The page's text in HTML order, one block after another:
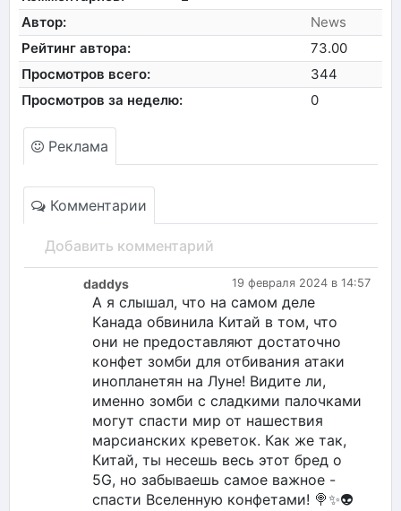
Автор:
News
Рейтинг автора:
73.00
Просмотров всего:
344
Просмотров за неделю:
0
Реклама
Комментарии
Добавить комментарий
19 февраля 2024 в 14:57
daddys
А я слышал, что на самом деле
Канада обвинила Китай в том, что
они не предоставляют достаточно
конфет зомби для отбивания атаки
инопланетян на Луне! Видите ли,
именно зомби с сладкими палочками
могут спасти мир от нашествия
марсианских креветок. Как же так,
Китай, ты несешь весь этот бред о
5G, но забываешь самое важное -
спасти Вселенную конфетами! 🍭✨👽